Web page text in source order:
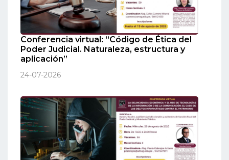
Conferencia virtual: “Código de Ética del
Poder Judicial. Naturaleza, estructura y
aplicación”
24-07-2026